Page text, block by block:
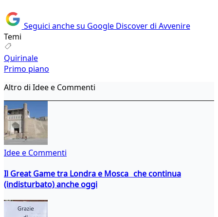
Seguici anche su Google Discover di Avvenire
Temi
Quirinale
Primo piano
Altro di Idee e Commenti
Idee e Commenti
Il Great Game tra Londra e Mosca che continua
(indisturbato) anche oggi